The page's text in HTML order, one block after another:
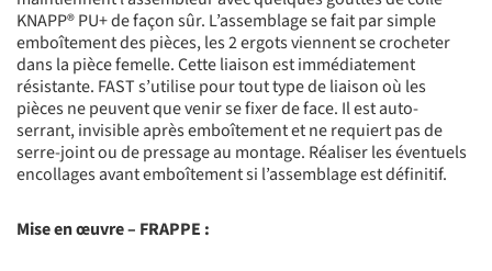
KNAPP® PU+ de façon sûr. L’assemblage se fait par simple
emboîtement des pièces, les 2 ergots viennent se crocheter
dans la pièce femelle. Cette liaison est immédiatement
résistante. FAST s’utilise pour tout type de liaison où les
pièces ne peuvent que venir se fixer de face. Il est auto-
serrant, invisible après emboîtement et ne requiert pas de
serre-joint ou de pressage au montage. Réaliser les éventuels
encollages avant emboîtement si l’assemblage est définitif.
Mise en œuvre – FRAPPE :